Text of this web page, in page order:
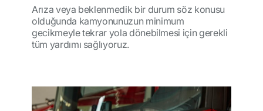
Arıza veya beklenmedik bir durum söz konusu
olduğunda kamyonunuzun minimum
gecikmeyle tekrar yola dönebilmesi için gerekli
tüm yardımı sağlıyoruz.